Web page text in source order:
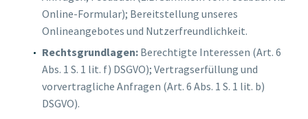
Online-Formular); Bereitstellung unseres
Onlineangebotes und Nutzerfreundlichkeit.
Rechtsgrundlagen: Berechtigte Interessen (Art. 6
Abs. 1 S. 1 lit. f) DSGVO); Vertragserfüllung und
vorvertragliche Anfragen (Art. 6 Abs. 1 S. 1 lit. b)
DSGVO).